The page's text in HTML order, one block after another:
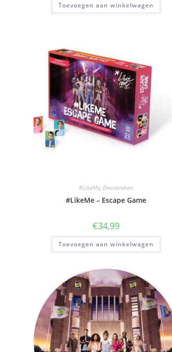
Toevoegen aan winkelwagen
#LikeMe, Breinbrekers
#LikeMe – Escape Game
€34,99
Toevoegen aan winkelwagen